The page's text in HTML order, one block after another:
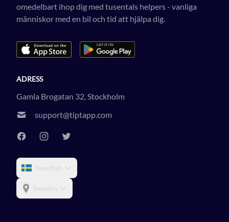
omedelbart ihop dig med tusentals helpers - vanliga
människor med en bil och tid att hjälpa dig.
ADRESS
Gamla Brogatan 32, Stockholm
support@tiptapp.com
Swedish
Sweden